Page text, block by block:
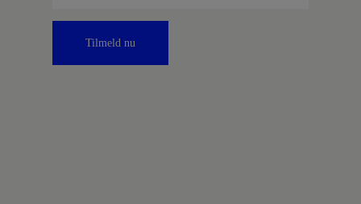
Tilmeld nu